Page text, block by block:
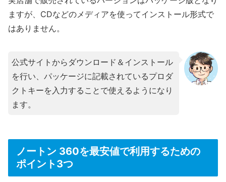
ますが、CDなどのメディアを使ってインストール形式で
はありません。
公式サイトからダウンロード＆インストール
を行い、パッケージに記載されているプロダ
クトキーを入力することで使えるようになり
ます。
ノートン 360を最安値で利用するための
ポイント3つ